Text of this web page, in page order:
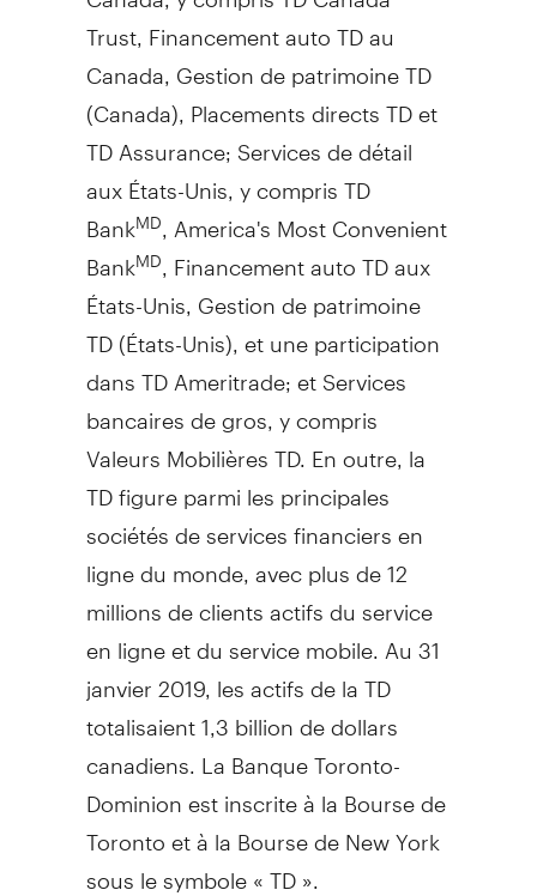
Trust, Financement auto TD au
Canada Gestion depatrimoine TD
(Canada), Placements directs TD et
TD Assurance; Services de détail
aux États-Unis, y compris TD
BankMD , America's Most Convenient
BankMD , Financement auto TD aux
États-Unis, Gestion depatrimoine
TD (États-Unis), et une participation
dans TD Ameritrade; et Services
bancaires de gros, y compris
Valeurs Mobilières TD. En outre, la
TD figure parmi les principales
sociétés de services financiers en
ligne du monde, avec plus de 12
millions de clients actifs du service
en ligne et du service mobile. Au 31
janvier 2019, les actifs de la TD
totalisaient 1,3 billion de dollars
canadiens. La Banque Toronto-
Dominion est inscrite à la Bourse de
Torontoet à la Bourse deNew York
sous le symbole « TD ».